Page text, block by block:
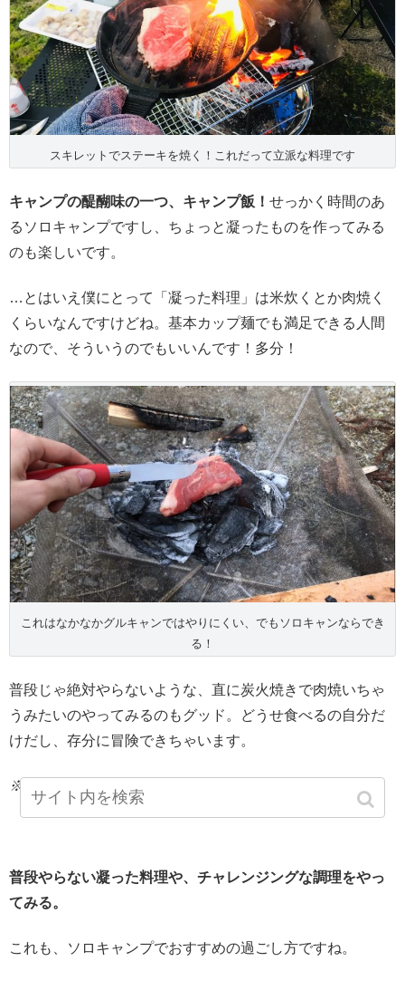
スキレットでステーキを焼く！これだって立派な料理です
キャンプの醍醐味の一つ、キャンプ飯！ せっかく時間のあ
るソロキャンプですし、ちょっと凝ったものを作ってみる
のも楽しいです。
…とはいえ僕にとって「凝った料理」は米炊くとか肉焼く
くらいなんですけどね。基本カップ麺でも満足できる人間
なので、そういうのでもいいんです！多分！
これはなかなかグルキャンではやりにくい、でもソロキャンならでき
る！
普段じゃ絶対やらないような、直に炭火焼きで肉焼いちゃ
うみたいのやってみるのもグッド。どうせ食べるの自分だ
けだし、存分に冒険できちゃいます。
※詳しくは 「 肉を炭火で直焼きした記事
普段やらない凝った料理や、チャレンジングな調理をやっ
てみる。
これも、ソロキャンプでおすすめの過ごし方ですね。